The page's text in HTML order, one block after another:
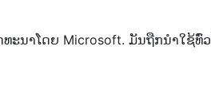
ະນາໂດຍ Microsoft. ມັນຖືກນໍາໃຊ້